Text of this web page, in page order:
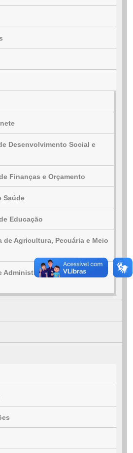
Desenvolvimento Social e
Finanças e Orçamento
Saúde
Educação
de Agricultura, Pecuária e Meio
Administração e Serviços